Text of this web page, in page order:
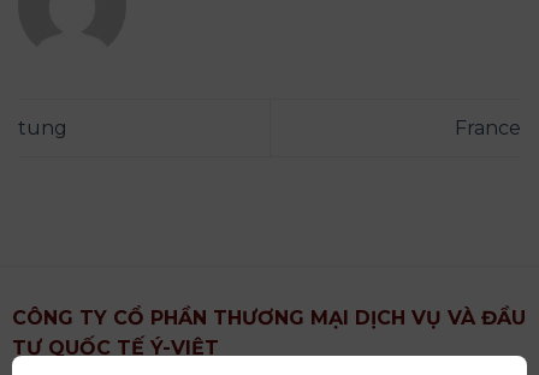
tung France
CÔNG TY CỔ PHẦN THƯƠNG MẠI DỊCH VỤ VÀ ĐẦU
TƯ QUỐC TẾ Ý-VIỆT